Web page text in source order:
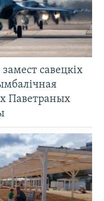
савецкіх
Паветраных